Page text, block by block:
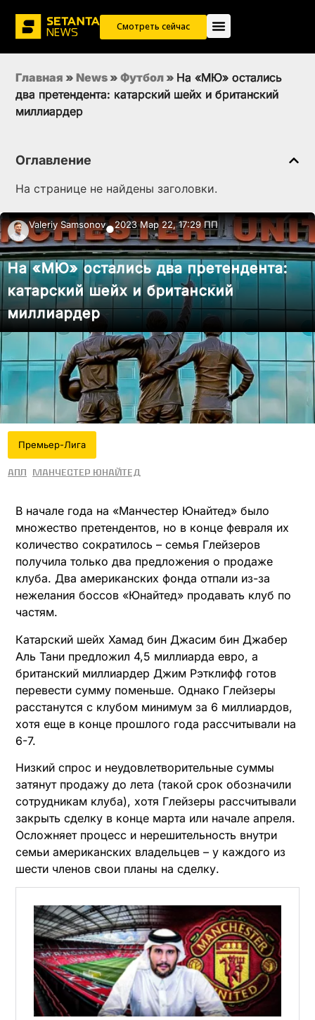
Смотреть сейчас
Главная » News » Футбол » На «МЮ» остались
два претендента: катарский шейх и британский
миллиардер
Оглавление
На странице не найдены заголовки.
Valeriy Samsonov●2023 Мар 22, 17:29 ПП
На «МЮ» остались два претендента:
катарский шейх и британский
миллиардер
Премьер-Лига
АПЛ Манчестер Юнайтед
В начале года на «Манчестер Юнайтед» было
множество претендентов, но в конце февраля их
количество сократилось – семья Глейзеров
получила только два предложения о продаже
клуба. Два американских фонда отпали из-за
нежелания боссов «Юнайтед» продавать клуб по
частям.
Катарский шейх Хамад бин Джасим бин Джабер
Аль Тани предложил 4,5 миллиарда евро, а
британский миллиардер Джим Рэтклифф готов
перевести сумму поменьше. Однако Глейзеры
расстанутся с клубом минимум за 6 миллиардов,
хотя еще в конце прошлого года рассчитывали на
6-7.
Низкий спрос и неудовлетворительные суммы
затянут продажу до лета (такой срок обозначили
сотрудникам клуба), хотя Глейзеры рассчитывали
закрыть сделку в конце марта или начале апреля.
Осложняет процесс и нерешительность внутри
семьи американских владельцев – у каждого из
шести членов свои планы на сделку.